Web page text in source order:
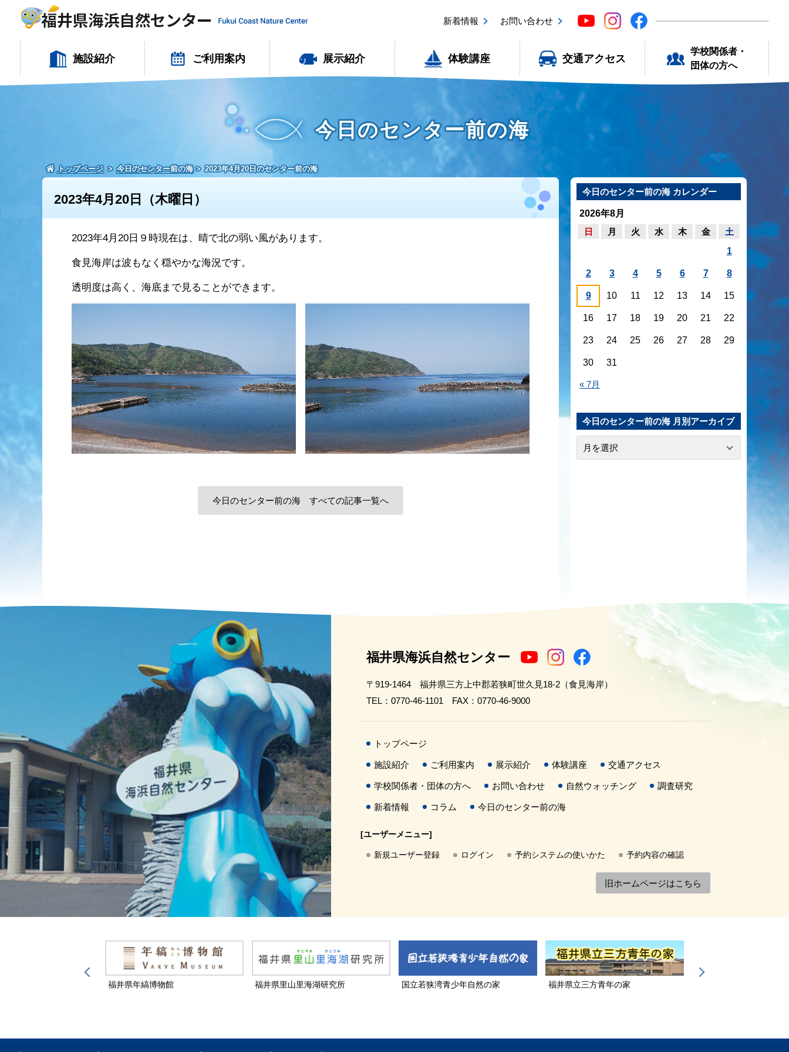
新着情報 お問い合わせ
施設紹介 ご利用案内 展示紹介 体験講座 交通アクセス
学校関係者・
団体の方へ
今日のセンター前の海
トップページ 今日のセンター前の海 2023年4月20日のセンター前の海
2023年4月20日（木曜日）
2023年4月20日９時現在は、晴で北の弱い風があります。
食見海岸は波もなく穏やかな海況です。
透明度は高く、海底まで見ることができます。
今日のセンター前の海 すべての記事一覧へ
今日のセンター前の海 カレンダー
2026年8月
日
月 火 水 木 金 土
« 7月
1
2 3 4 5 6 7 8
9 10 11 12 13 14 15
16 17 18 19 20 21 22
23 24 25 26 27 28 29
30 31
今日のセンター前の海 月別アーカイブ
福井県海浜自然センター
〒919-1464 福井県三方上中郡若狭町世久見18-2（食見海岸）
TEL：0770-46-1101 FAX：0770-46-9000
トップページ
施設紹介 ご利用案内 展示紹介 体験講座 交通アクセス
学校関係者・団体の方へ お問い合わせ 自然ウォッチング 調査研究
新着情報 コラム 今日のセンター前の海
[ユーザーメニュー]
新規ユーザー登録 ログイン 予約システムの使いかた 予約内容の確認
旧ホームページはこちら
福井県年縞博物館 福井県里山里海湖研究所 国立若狭湾青少年自然の家 福井県立三方青年の家